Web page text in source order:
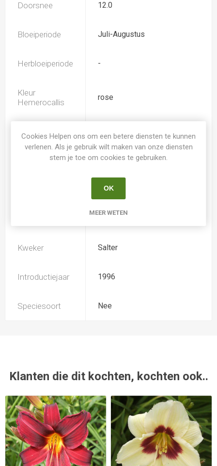
Doorsnee 12.0
Bloeiperiode Juli-Augustus
Herbloeiperiode -
Kleur
Hemerocallis
rose
Spider
Bladhoudend
Hemerocallis
Kweker Salter
Introductiejaar 1996
Speciesoort Nee
Klanten die dit kochten, kochten ook..
Cookies Helpen ons om een betere diensten te kunnen
verlenen. Als je gebruik wilt maken van onze diensten
stem je toe om cookies te gebruiken.
OK
MEER WETEN